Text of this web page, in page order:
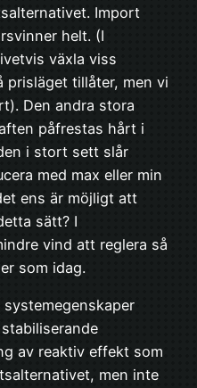
Import
helt. (I
växla viss
tillåter, men vi
Den andra stora
påfrestas hårt i
i stort sett slår
med max eller min
ens är möjligt att
sätt? I
vind att reglera så
som idag.
av reaktiv effekt som
men inte